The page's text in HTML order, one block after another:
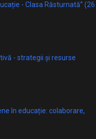
- Clasa Răsturnată” (26
- strategii și resurse
în educație: colaborare,